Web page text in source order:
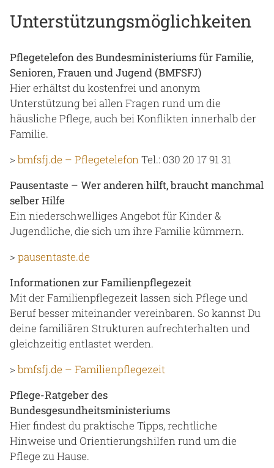
Unterstützungsmöglichkeiten
Pflegetelefon des Bundesministeriums für Familie,
Senioren, Frauen und Jugend (BMFSFJ)
Hier erhältst du kostenfrei und anonym
Unterstützung bei allen Fragen rund um die
häusliche Pflege, auch bei Konflikten innerhalb der
Familie.
> bmfsfj.de – PflegetelefonTel.: 030 20 17 91 31
Pausentaste – Wer anderen hilft, braucht manchmal
selber Hilfe
Ein niederschwelliges Angebot für Kinder &
Jugendliche, die sich um ihre Familie kümmern.
> pausentaste.de
Informationen zur Familienpflegezeit
Mit der Familienpflegezeit lassen sich Pflege und
Beruf besser miteinander vereinbaren. So kannst Du
deine familiären Strukturen aufrechterhalten und
gleichzeitig entlastet werden.
> bmfsfj.de – Familienpflegezeit
Pflege-Ratgeber des
Bundesgesundheitsministeriums
Hier findest du praktische Tipps, rechtliche
Hinweise und Orientierungshilfen rund um die
Pflege zu Hause.